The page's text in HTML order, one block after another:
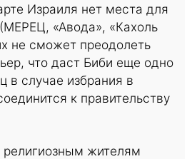
Израиля нет места для
«Авода», «Кахоль
не сможет преодолеть
что даст Биби еще одно
в случае избрания в
к правительству
жителям